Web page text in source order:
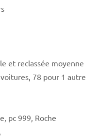
et reclassée moyenne
78 pour 1 autre
pc 999, Roche